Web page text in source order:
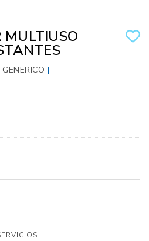
GENERICO |